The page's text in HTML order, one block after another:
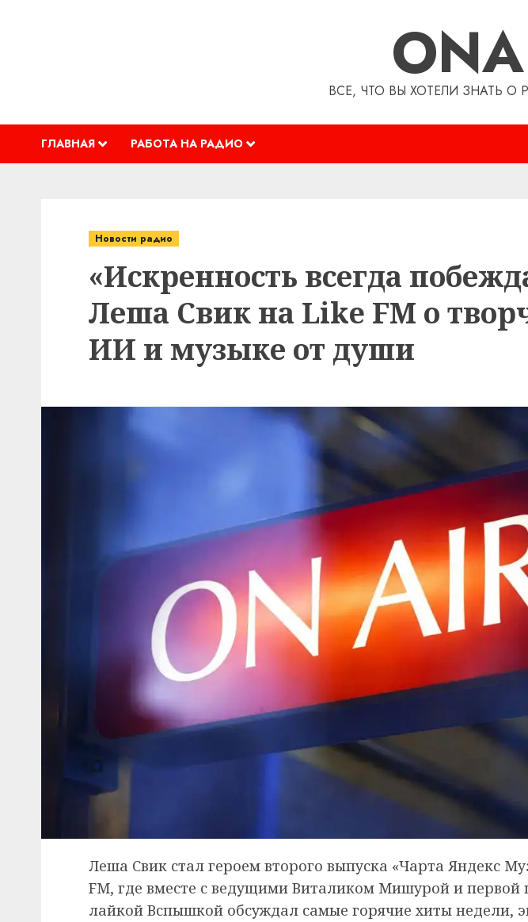
ВСЕ, ЧТО ВЫ ХОТЕЛИ ЗНАТЬ
ГЛАВНАЯ РАБОТА НА РАДИО
Новости радио
«Искренность всегда
Леша Свик на Like FM о
ИИ и музыке от души
Леша Свик стал героем второго выпуска «Чарта Яндекс
FM, где вместе с ведущими Виталиком Мишурой и первой
лайкой Вспышкой обсуждал самые горячие хиты недели,